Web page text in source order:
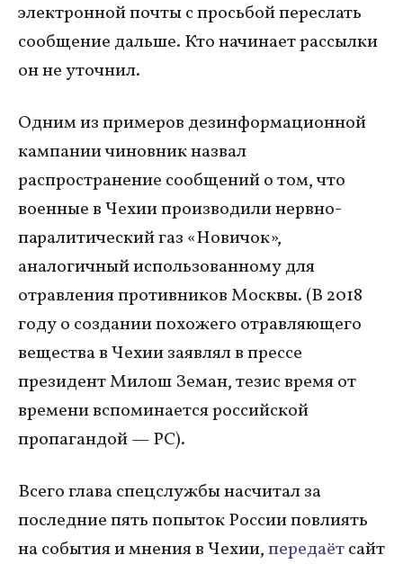
электронной почты с просьбой переслать
сообщение дальше. Кто начинает рассылки
он не уточнил.
Одним из примеров дезинформационной
кампании чиновник назвал
распространение сообщений о том, что
военные в Чехии производили нервно-
паралитический газ «Новичок»,
аналогичный использованному для
отравления противников Москвы. (В 2018
году о создании похожего отравляющего
вещества в Чехии заявлял в прессе
президент Милош Земан, тезис время от
времени вспоминается российской
пропагандой — РС).
Всего глава спецслужбы насчитал за
последние пять попыток России повлиять
на события и мнения в Чехии,передаётсайт